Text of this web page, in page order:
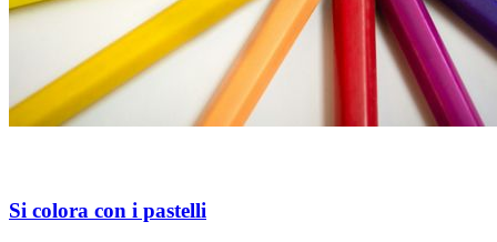
Si colora con i pastelli